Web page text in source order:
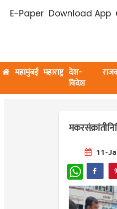
E-Paper Download App
महामुंबई महाराष्ट्र देश-
विदेश
11-
WhatsApp